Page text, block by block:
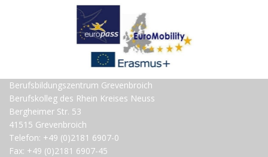
Berufsbildungszentrum Grevenbroich
Berufskolleg des Rhein Kreises Neuss
Bergheimer Str. 53
41515 Grevenbroich
Telefon: +49 (0)2181 6907-0
Fax: +49 (0)2181 6907-45